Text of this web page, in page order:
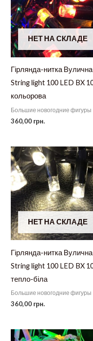
НЕТ НА СКЛАДЕ
Гірлянда-нитка Вулична
String light 100 LED BX
кольорова
Большие новогодние фигуры
360,00 грн.
НЕТ НА СКЛАДЕ
Гірлянда-нитка Вулична
String light 100 LED BX
тепло-біла
Большие новогодние фигуры
360,00 грн.